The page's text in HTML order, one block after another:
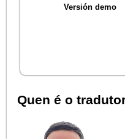
Versión demo
Quen é o